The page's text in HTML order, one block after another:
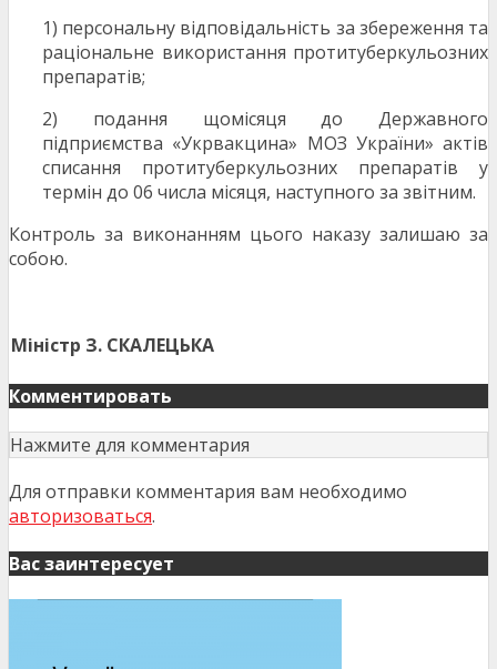
1) персональну відповідальність за збереження та
раціональне використання протитуберкульозних
препаратів;
2) подання щомісяця до Державного
підприємства «Укрвакцина» МОЗ України» актів
списання протитуберкульозних препаратів у
термін до 06 числа місяця, наступного за звітним.
Контроль за виконанням цього наказу залишаю за
собою.
Міністр З. СКАЛЕЦЬКА
Комментировать
Нажмите для комментария
Для отправки комментария вам необходимо
авторизоваться.
Вас заинтересует